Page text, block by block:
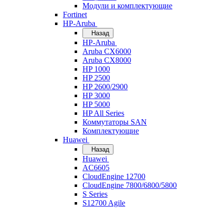
Модули и комплектующие
Fortinet
HP-Aruba
Назад
HP-Aruba
Aruba CX6000
Aruba CX8000
HP 1000
HP 2500
HP 2600/2900
HP 3000
HP 5000
HP All Series
Коммутаторы SAN
Комплектующие
Huawei
Назад
Huawei
AC6605
CloudEngine 12700
CloudEngine 7800/6800/5800
S Series
S12700 Agile